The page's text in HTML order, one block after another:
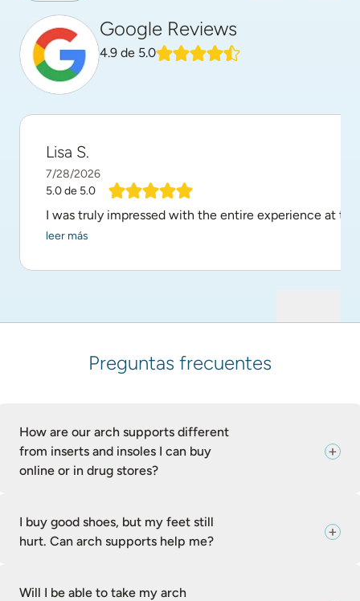
Google Reviews
4.9 de 5.0
Lisa S.
7/28/2026
5.0de 5.0
I was truly impressed with the entire experience at
leer más
Preguntas frecuentes
How are our arch supports different
from inserts and insoles I can buy
online or in drug stores?
I buy good shoes, but my feet still
hurt. Can arch supports help me?
Will I be able to take my arch